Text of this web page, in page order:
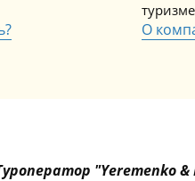
туризме
О
"Yeremenko